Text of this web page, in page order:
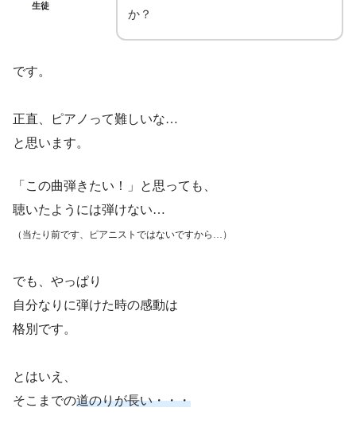
生徒
か？
です。
正直、ピアノって難しいな…
と思います。
「この曲弾きたい！」と思っても、
聴いたようには弾けない…
（当たり前です、ピアニストではないですから…）
でも、やっぱり
自分なりに弾けた時の感動は
格別です。
とはいえ、
そこまでの道のりが長い・・・